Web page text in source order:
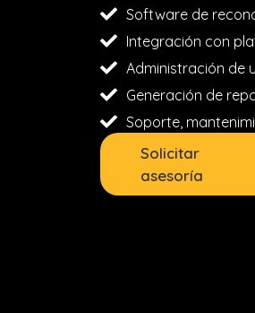
Software de
Integración con
Administración de
Generación de
Soporte,
Solicitar
asesoría